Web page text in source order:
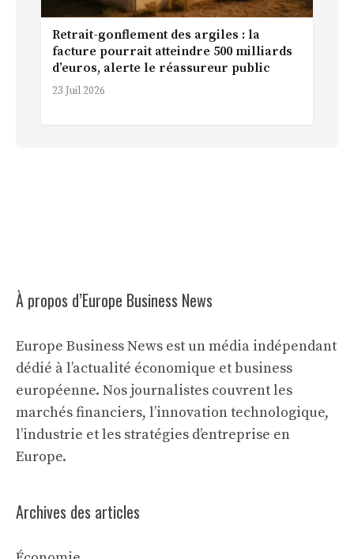
Retrait-gonflement des argiles : la
facture pourrait atteindre 500 milliards
d’euros, alerte le réassureur public
23 Juil 2026
À propos d’Europe Business News
Europe Business News est un média indépendant
dédié à l’actualité économique et business
européenne. Nos journalistes couvrent les
marchés financiers, l’innovation technologique,
l’industrie et les stratégies d’entreprise en
Europe.
Archives des articles